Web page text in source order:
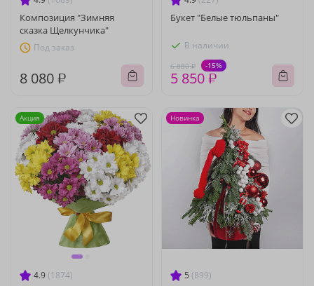
Композиция "Зимняя
сказка Щелкунчика"
Под заказ
8 080 ₽
Букет "Белые тюльпаны"
В наличии
6 880 ₽ -15%
5 850 ₽
4.9 (1874)
Акция
5 (899)
Новинка